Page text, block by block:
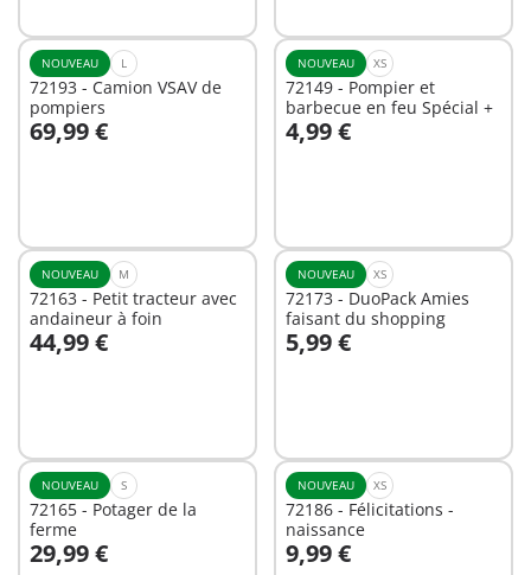
NOUVEAU L
72193 - Camion VSAV de
pompiers
69,99 €
Au panier
NOUVEAU XS
72149 - Pompier et
barbecue en feu Spécial +
4,99 €
Au panier
NOUVEAU M
72163 - Petit tracteur avec
andaineur à foin
44,99 €
Au panier
NOUVEAU XS
72173 - DuoPack Amies
faisant du shopping
5,99 €
Au panier
NOUVEAU S
72165 - Potager de la
ferme
29,99 €
Au panier
NOUVEAU XS
72186 - Félicitations -
naissance
9,99 €
Au panier